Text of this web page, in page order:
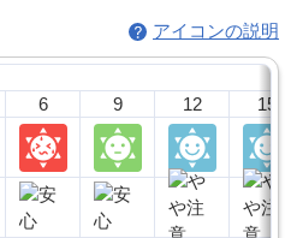
アイコンの説明
6 9 12 15